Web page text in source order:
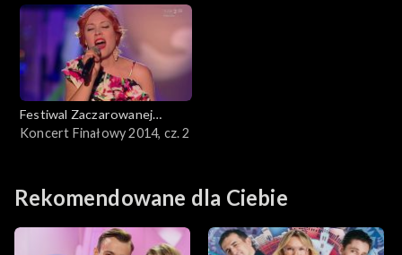
Festiwal Zaczarowanej
Piosenki
Koncert Finałowy 2014, cz. 2
Rekomendowane dla Ciebie